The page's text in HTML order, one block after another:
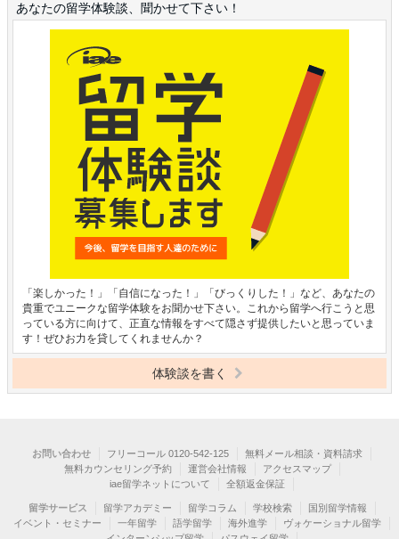
あなたの留学体験談、聞かせて下さい！
「楽しかった！」「自信になった！」「びっくりした！」など、あなたの
貴重でユニークな留学体験をお聞かせ下さい。これから留学へ行こうと思
っている方に向けて、正直な情報をすべて隠さず提供したいと思っていま
す！ぜひお力を貸してくれませんか？
体験談を書く
お問い合わせ フリーコール 0120-542-125
無料メール相談・資料請求
無料カウンセリング予約
運営会社情報
アクセスマップ
iae留学ネットについて
全額返金保証
留学サービス 留学アカデミー 留学コラム 学校検索
国別留学情報
イベント・セミナー
一年留学 語学留学 海外進学
ヴォケーショナル留学